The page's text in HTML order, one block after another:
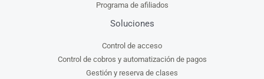
Programa de afiliados
Soluciones
Control de acceso
Control de cobros y automatización de pagos
Gestión y reserva de clases